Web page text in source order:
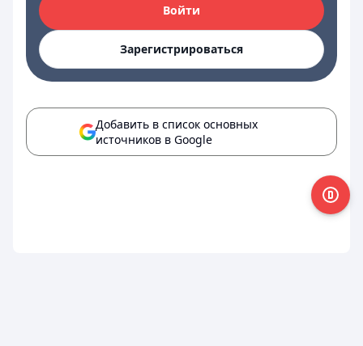
Войти
Зарегистрироваться
Добавить в список основных
источников в Google